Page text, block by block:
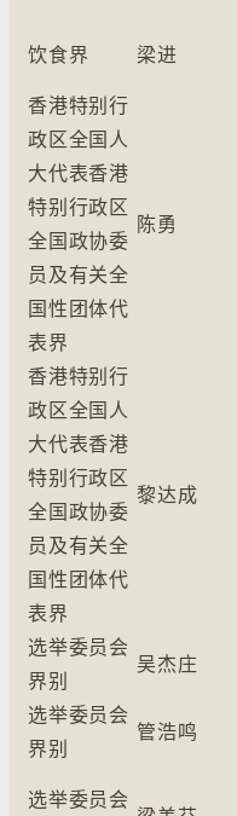
饮食界 梁进
香港特别行
政区全国人
大代表香港
特别行政区
全国政协委
员及有关全
国性团体代
表界
陈勇
香港特别行
政区全国人
大代表香港
特别行政区
全国政协委
员及有关全
国性团体代
表界
黎达成
选举委员会
界别
吴杰庄
选举委员会
界别
管浩鸣
选举委员会